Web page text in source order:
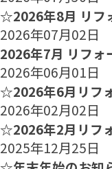
☆2026年8月 リフ
2026年07月02日
2026年7月 リフォ
2026年06月01日
☆2026年6月リフ
2026年02月02日
☆2026年2月リフ
2025年12月25日